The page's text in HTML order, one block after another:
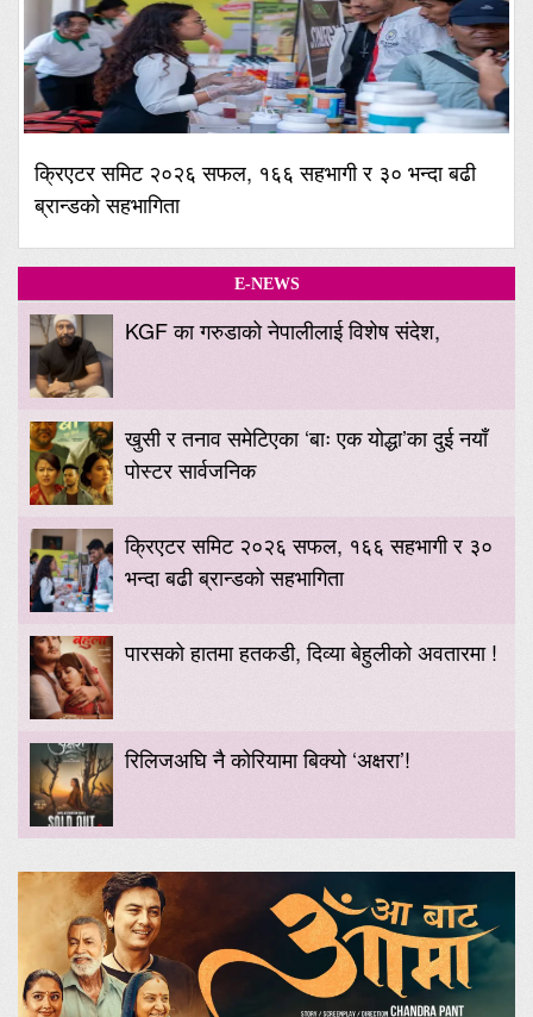
क्रिएटर समिट २०२६ सफल, १६६ सहभागी र ३० भन्दा बढी
ब्रान्डको सहभागिता
E-NEWS
KGF का गरुडाको नेपालीलाई विशेष संदेश,
खुसी र तनाव समेटिएका ‘बाः एक योद्धा’का दुई नयाँ
पोस्टर सार्वजनिक
क्रिएटर समिट २०२६ सफल, १६६ सहभागी र ३०
भन्दा बढी ब्रान्डको सहभागिता
पारसको हातमा हतकडी, दिव्या बेहुलीको अवतारमा !
रिलिजअघि नै कोरियामा बिक्यो ‘अक्षरा’!